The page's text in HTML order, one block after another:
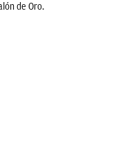
de Oro.